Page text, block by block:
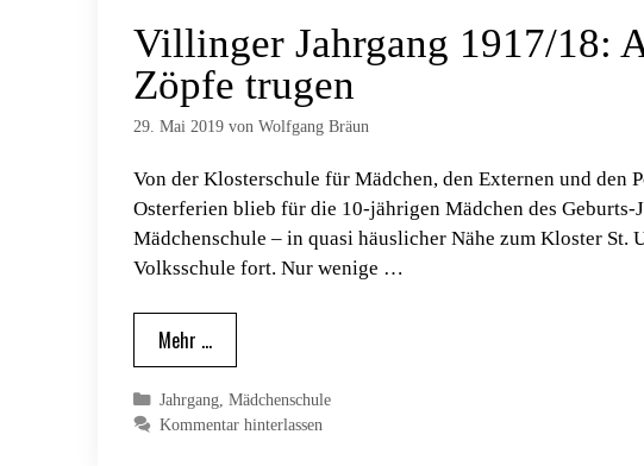
Villinger Jahrgang 1917/18:
Zöpfe trugen
29. Mai 2019 von Wolfgang Bräun
Von der Klosterschule für Mädchen, den Externen und den
Osterferien blieb für die 10-jährigen Mädchen des
Mädchenschule – in quasi häuslicher Nähe zum Kloster St.
Volksschule fort. Nur wenige …
Mehr …
Kategorien
Jahrgang, Mädchenschule
Kommentar hinterlassen